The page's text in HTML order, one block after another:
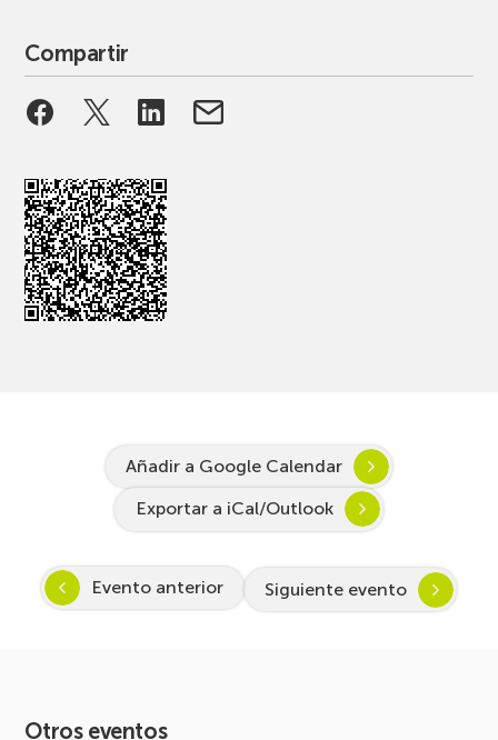
Compartir
Añadir a Google Calendar
Exportar a iCal/Outlook
Evento anterior Siguiente evento
Otros eventos